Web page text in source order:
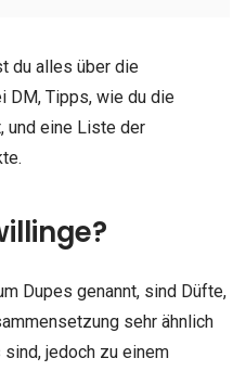
du alles über die
Tipps, wie du die
und eine Liste der
Dupes genannt, sind Düfte,
sehr ähnlich
jedoch zu einem